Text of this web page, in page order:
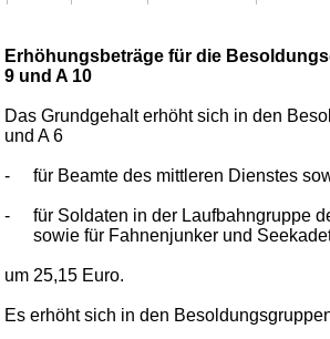
Erhöhungsbeträge für die
9 und A 10
Das Grundgehalt erhöht sich in den
und A 6
- für Beamte des mittleren Dienstes
-
für Soldaten in der Laufbahngruppe
sowie für Fahnenjunker und
um 25,15 Euro.
Es erhöht sich in den